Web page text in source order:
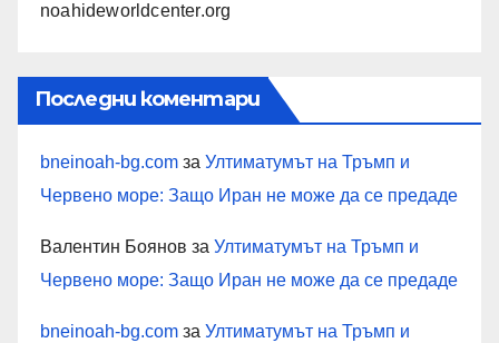
noahideworldcenter.org
Последни коментари
bneinoah-bg.com за Ултиматумът на Тръмп и
Червено море: Защо Иран не може да се предаде
Валентин Боянов за Ултиматумът на Тръмп и
Червено море: Защо Иран не може да се предаде
bneinoah-bg.com за Ултиматумът на Тръмп и